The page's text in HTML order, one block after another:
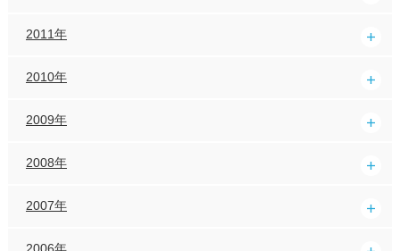
2011年
2010年
2009年
2008年
2007年